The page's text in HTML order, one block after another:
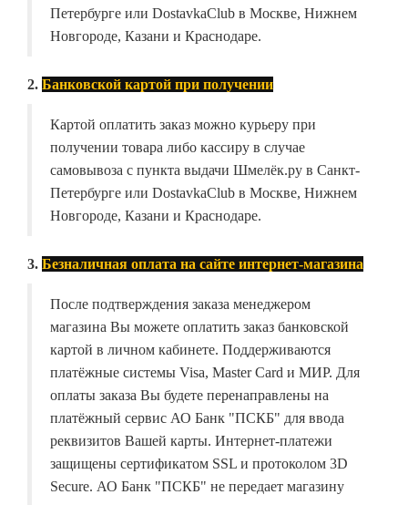
Петербурге или DostavkaClub в Москве, Нижнем
Новгороде, Казани и Краснодаре.
2. Банковской картой при получении
Картой оплатить заказ можно курьеру при
получении товара либо кассиру в случае
самовывоза с пункта выдачи Шмелёк.ру в Санкт-
Петербурге или DostavkaClub в Москве, Нижнем
Новгороде, Казани и Краснодаре.
3. Безналичная оплата на сайте интернет-магазина
После подтверждения заказа менеджером
магазина Вы можете оплатить заказ банковской
картой в личном кабинете. Поддерживаются
платёжные системы Visa, Master Card и МИР. Для
оплаты заказа Вы будете перенаправлены на
платёжный сервис АО Банк "ПСКБ" для ввода
реквизитов Вашей карты. Интернет-платежи
защищены сертификатом SSL и протоколом 3D
Secure. АО Банк "ПСКБ" не передает магазину